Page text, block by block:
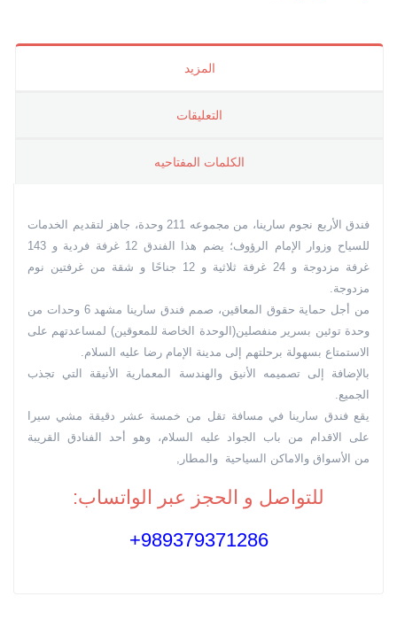
المزيد
التعليقات
الکلمات المفتاحیه
فندق الأربع نجوم سارينا، من مجموعه 211 وحدة، جاهز لتقديم الخدمات
للسياح وزوار الإمام الرؤوف؛ يضم هذا الفندق 12 غرفة فردية و 143
غرفة مزدوجة و 24 غرفة ثلاثية و 12 جناحًا و شقة من غرفتين نوم
مزدوجة.
من أجل حماية حقوق المعاقين، صمم فندق سارينا مشهد 6 وحدات من
وحدة توئين بسرير منفصلين(الوحدة الخاصة للمعوقين) لمساعدتهم على
الاستمتاع بسهولة برحلتهم إلى مدينة الإمام رضا عليه السلام.
بالإضافة إلى تصميمه الأنيق والهندسة المعمارية الأنيقة التي تجذب
الجميع.
يقع فندق سارينا في مسافة تقل من خمسة عشر دقيقة مشي سيرا
على الاقدام من باب الجواد عليه السلام، وهو أحد الفنادق القريبة
من الأسواق والاماكن السياحية والمطار,
للتواصل و الحجز عبر الواتساب:
989379371286+